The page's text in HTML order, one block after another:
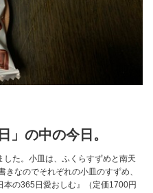
の中の今日。
た。小皿は、ふくらすずめと南天
なのでそれぞれの小皿のすずめ、
の365日愛おしむ』（定価1700円